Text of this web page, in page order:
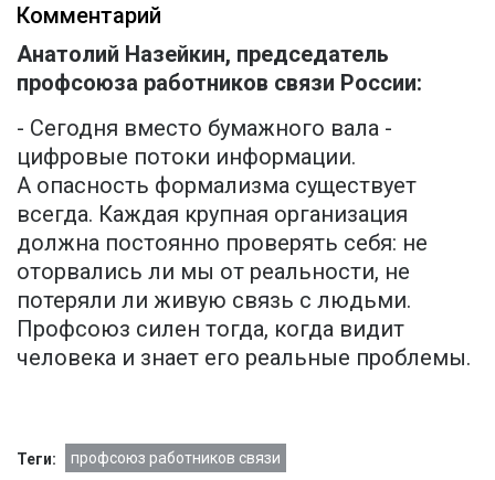
Комментарий
Анатолий Назейкин, председатель
профсоюза работников связи России:
- Сегодня вместо бумажного вала -
цифровые потоки информации.
А опасность формализма существует
всегда. Каждая крупная организация
должна постоянно проверять себя: не
оторвались ли мы от реальности, не
потеряли ли живую связь с людьми.
Профсоюз силен тогда, когда видит
человека и знает его реальные проблемы.
Теги: профсоюз работников связи